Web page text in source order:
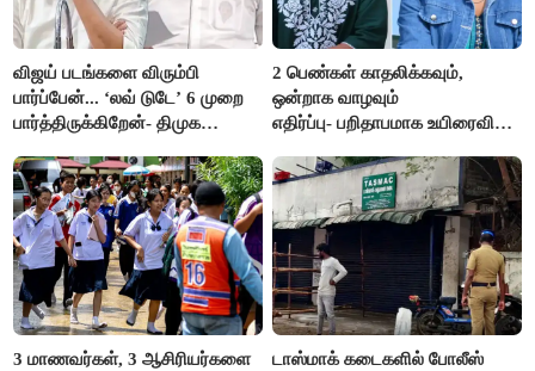
விஜய் படங்களை விரும்பி
பார்ப்பேன்... ‘லவ் டுடே’ 6 முறை
பார்த்திருக்கிறேன்- திமுக
2 பெண்கள் காதலிக்கவும்,
ஒன்றாக வாழவும்
எதிர்ப்பு- பறிதாபமாக உயிரைவிட்ட
3 மாணவர்கள், 3 ஆசிரியர்களை
டாஸ்மாக் கடைகளில் போலீஸ்